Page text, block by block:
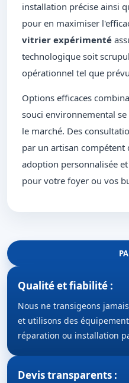
installation précise ainsi
pour en maximiser
vitrier expérimenté
technologique soit
opérationnel tel que
Options efficaces
souci environnemental
le marché. Des
par un artisan
adoption personnalisée
pour votre foyer ou vos
Qualité et fiabilité :
Nous ne transigeons
et utilisons des
réparation ou installation
Devis transparents :